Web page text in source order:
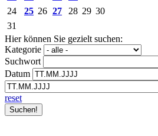
24
25 26 27 28 29 30
31
Hier können Sie gezielt suchen:
Kategorie
Suchwort
Datum
reset